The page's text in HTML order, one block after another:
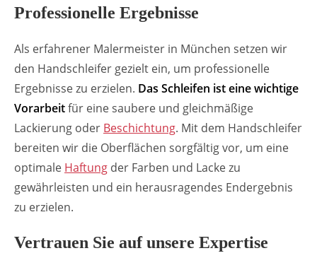
Professionelle Ergebnisse
Als erfahrener Malermeister in München setzen wir
den Handschleifer gezielt ein, um professionelle
Ergebnisse zu erzielen. Das Schleifen ist eine wichtige
Vorarbeitfür eine saubere und gleichmäßige
Lackierung oder Beschichtung. Mit dem Handschleifer
bereiten wir die Oberflächen sorgfältig vor, um eine
optimale Haftung der Farben und Lacke zu
gewährleisten und ein herausragendes Endergebnis
zu erzielen.
Vertrauen Sie auf unsere Expertise